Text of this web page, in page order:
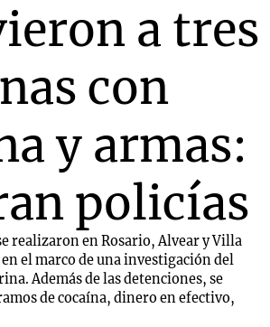
a tres
con
y armas:
policías
realizaron en Rosario, Alvear y Villa
el marco de una investigación del
Además de las detenciones, se
de cocaína, dinero en efectivo,